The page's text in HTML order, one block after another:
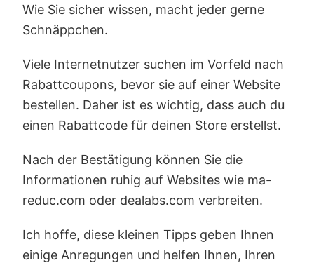
Wie Sie sicher wissen, macht jeder gerne
Schnäppchen.
Viele Internetnutzer suchen im Vorfeld nach
Rabattcoupons, bevor sie auf einer Website
bestellen. Daher ist es wichtig, dass auch du
einen Rabattcode für deinen Store erstellst.
Nach der Bestätigung können Sie die
Informationen ruhig auf Websites wie ma-
reduc.com oder dealabs.com verbreiten.
Ich hoffe, diese kleinen Tipps geben Ihnen
einige Anregungen und helfen Ihnen, Ihren